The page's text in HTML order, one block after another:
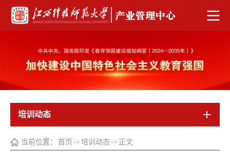
培训动态
当前位置： 首页 -> 培训动态-> 正文